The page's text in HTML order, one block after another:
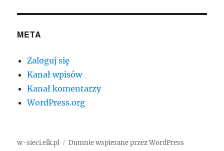
META
Zaloguj się
Kanał wpisów
Kanał komentarzy
WordPress.org
w-sieci.elk.pl Dumnie wspierane przez WordPress